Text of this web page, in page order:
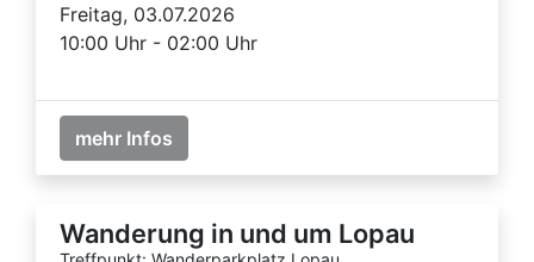
Freitag, 03.07.2026
10:00 Uhr - 02:00 Uhr
mehr Infos
Wanderung in und um Lopau